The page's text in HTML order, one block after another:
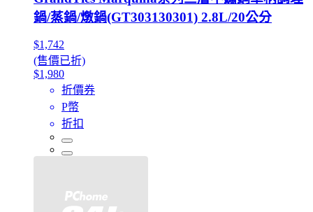
鍋/蒸鍋/燉鍋(GT303130301) 2.8L/20公分
$1,742
(售價已折)
$1,980
折價券
P幣
折扣